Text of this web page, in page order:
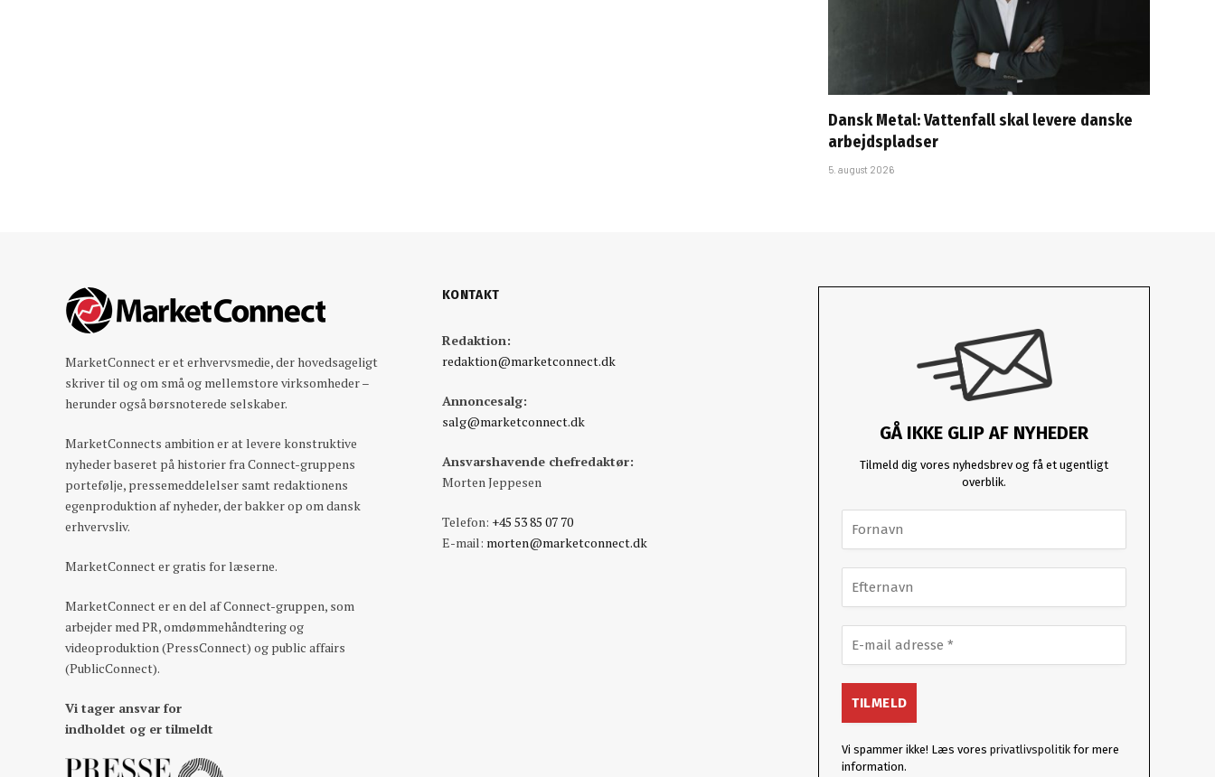
Dansk Metal: Vattenfall skal levere danske
arbejdspladser
5. august 2026
MarketConnect er et erhvervsmedie, der hovedsageligt
skriver til og om små og mellemstore virksomheder –
herunder også børsnoterede selskaber.
MarketConnects ambition er at levere konstruktive
nyheder baseret på historier fra Connect-gruppens
portefølje, pressemeddelelser samt redaktionens
egenproduktion af nyheder, der bakker op om dansk
erhvervsliv.
MarketConnect er gratis for læserne.
MarketConnect er en del af Connect-gruppen, som
arbejder med PR, omdømmehåndtering og
videoproduktion (PressConnect) og public affairs
(PublicConnect).
Vi tager ansvar for
indholdet og er tilmeldt
KONTAKT
Redaktion:
redaktion@marketconnect.dk
Annoncesalg:
salg@marketconnect.dk
Ansvarshavende chefredaktør:
Morten Jeppesen
Telefon: +45 53 85 07 70
E-mail: morten@marketconnect.dk
GÅ IKKE GLIP AF NYHEDER
Tilmeld dig vores nyhedsbrev og få et ugentligt
overblik.
Vi spammer ikke! Læs voresprivatlivspolitik for mere
information.